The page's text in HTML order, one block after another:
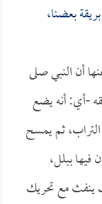
بعضنا،
أن النبي صلى
-أي: أنه يضع
ثم يمسح
ببلل،
ينفث مع تحريك